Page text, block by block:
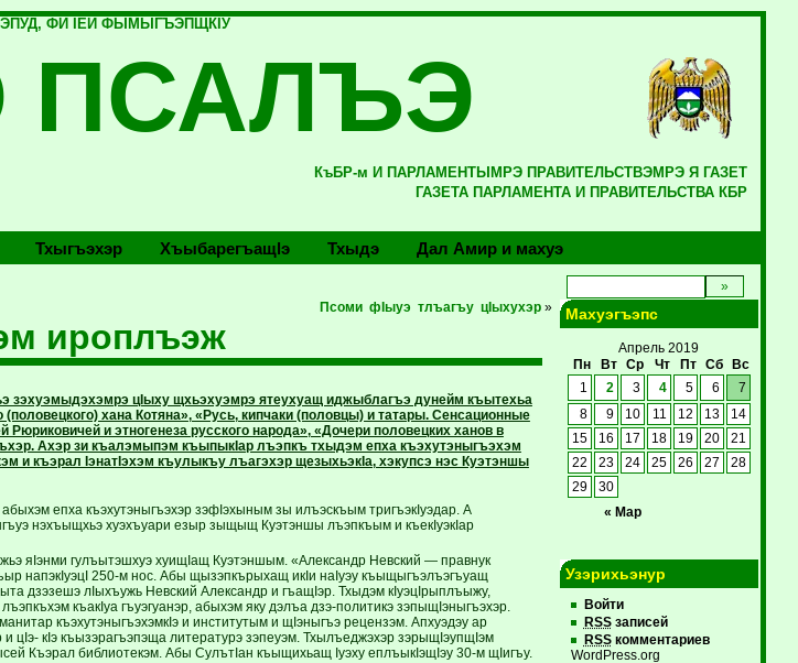
ФИ IЕЙ ФЫМЫГЪЭПЩКIУ
ПСАЛЪЭ
КъБР-м И ПАРЛАМЕНТЫМРЭ ПРАВИТЕЛЬСТВЭМРЭ Я ГАЗЕТ
ГАЗЕТА ПАРЛАМЕНТА И ПРАВИТЕЛЬСТВА КБР
Тхыгъэхэр Хъыбарегъащlэ Тхыдэ Дал Амир и махуэ
Псоми фIыуэ тлъагъу цIыхухэр»
ироплъэж
зэхуэмыдэхэмрэ цIыху щхьэхуэмрэ ятеухуащ иджыблагъэ дунейм къытехьа
хана Котяна», «Русь, кипчаки (половцы) и татары. Сенсационные
Рюриковичей и этногенеза русского народа», «Дочери половецких ханов в
Ахэр зи къалэмыпэм къыпыкIар лъэпкъ тхыдэм епха къэхутэныгъэхэм
и къэрал IэнатIэхэм къулыкъу лъагэхэр щезыхьэкIа, хэкупсэ нэс Куэтэншы
епха къэхутэныгъэхэр зэфIэхыным зы илъэскъым тригъэкIуэдар. А
нэхъыщхьэ хуэхъуари езыр зыщыщ Куэтэншы лъэпкъым и къекIуэкIар
яIэнми гулъытэшхуэ хуищIащ Куэтэншым. «Александр Невский — правнук
напэкIуэцI 250-м нос. Абы щызэпкърыхащ икIи наIуэу къыщыгъэлъэгъуащ
дзэзешэ лIыхъужь Невский Александр и гъащIэр. Тхыдэм кIуэцIрыплъыжу,
къакIуа гъуэгуанэр, абыхэм яку дэлъа дзэ-политикэ зэпыщIэныгъэхэр.
къэхутэныгъэхэмкIэ и институтым и щIэныгъэ рецензэм. Апхуэдэу ар
кIэ къызэрагъэпэща литературэ зэпеуэм. Тхылъеджэхэр зэрыщIэупщIэм
Къэрал библиотекэм. Абы СулътIан къыщихьащ Iуэху еплъыкIэщIэу 30-м щIигъу.
Махуэгъэпс
Апрель 2019
Пн
Вт Ср Чт Пт Сб Вс
« Мар
1 2 3 4 5 6
7
8
9 10 11 12 13
14
15
16 17 18 19 20
21
22
23 24 25 26 27
28
29
30
Узэрихьэнур
Войти
RSSзаписей
RSSкомментариев
WordPress.org